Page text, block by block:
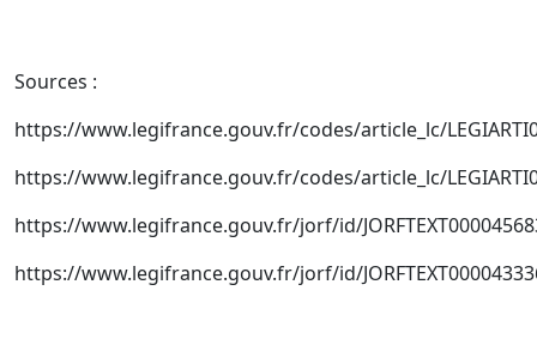
Sources :
https://www.legifrance.gouv.fr/codes/article_lc/
https://www.legifrance.gouv.fr/codes/article_lc/
https://www.legifrance.gouv.fr/jorf/id/
https://www.legifrance.gouv.fr/jorf/id/